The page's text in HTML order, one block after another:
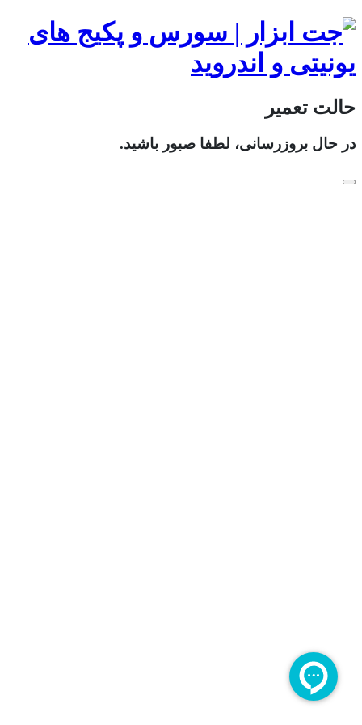
حالت تعمیر
در حال بروزرسانی، لطفا صبور باشید.